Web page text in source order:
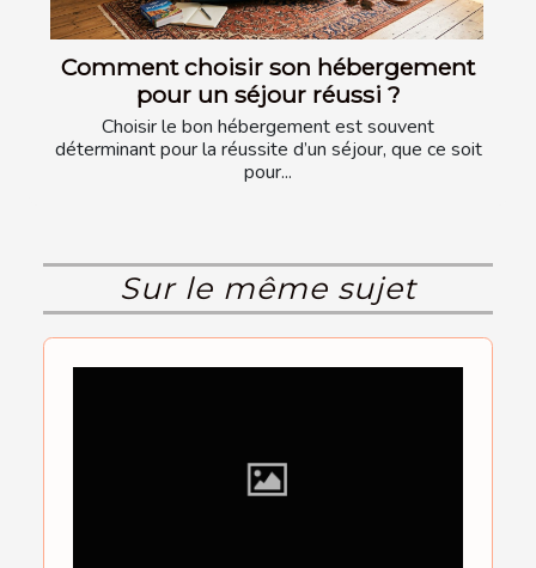
Comment choisir son hébergement
pour un séjour réussi ?
Choisir le bon hébergement est souvent
déterminant pour la réussite d’un séjour, que ce soit
pour...
Sur le même sujet